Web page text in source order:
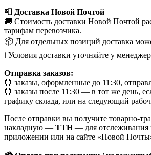
📮 Доставка Новой Почтой
🚚 Стоимость доставки Новой Почтой
тарифам перевозчика.
📦 Для отдельных позиций доставка
ℹ️ Условия доставки уточняйте у
Отправка заказов:
⏰ заказы, оформленные до 11:30,
⏰ заказы после 11:30 — в тот же день,
графику склада, или на следующий
После отправки вы получите товарно-
накладную — ТТН— для отслеживания
приложении или на сайте «Новой